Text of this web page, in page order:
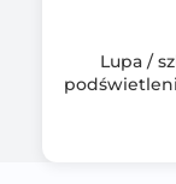
Lupa /